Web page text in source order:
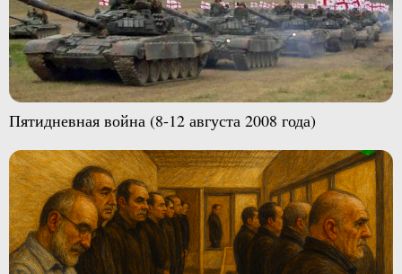
Пятидневная война (8-12 августа 2008 года)